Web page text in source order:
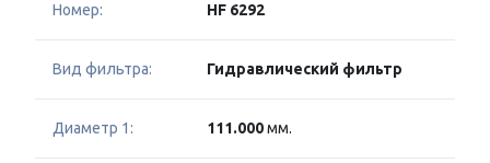
Номер: HF 6292
Вид фильтра: Гидравлический фильтр
Диаметр 1: 111.000мм.